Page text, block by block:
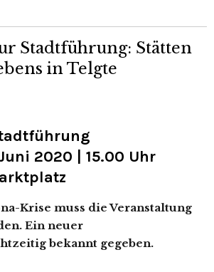
Stadtführung: Stätten
in Telgte
2020 | 15.00 Uhr
Krise muss die Veranstaltung
Ein neu­er
bekannt gegeben.